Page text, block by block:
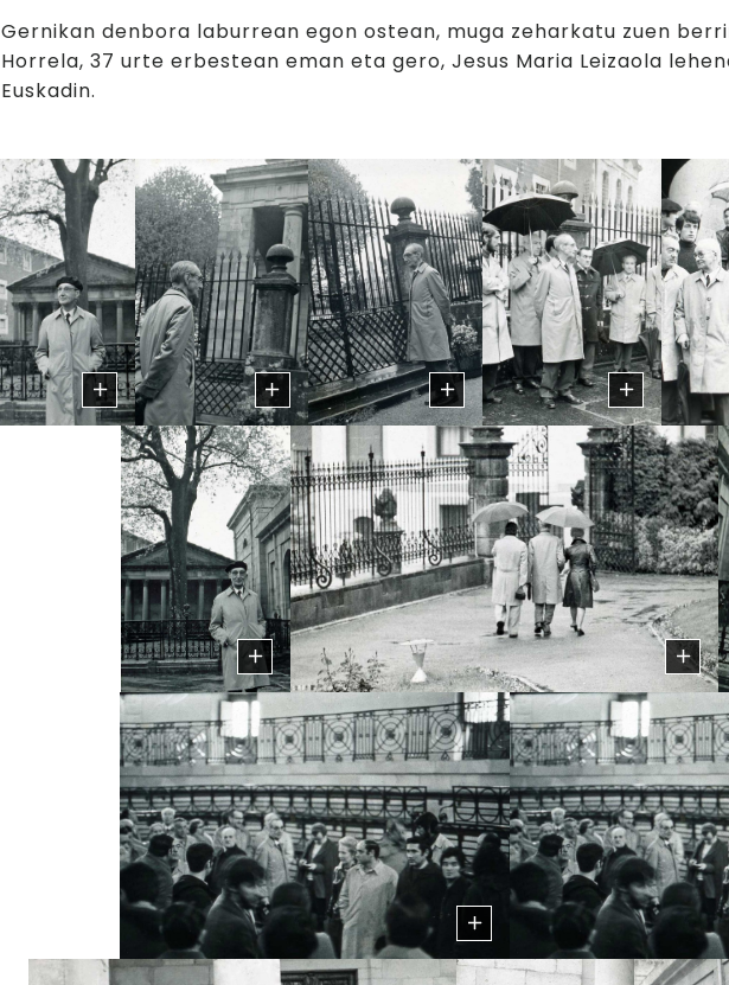
Gernikan denbora laburrean egon ostean, muga zeharkatu zuen
Horrela, 37 urte erbestean eman eta gero, Jesus Maria Leizaola
Euskadin.